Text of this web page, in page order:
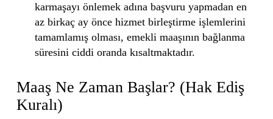
karmaşayı önlemek adına başvuru yapmadan en
az birkaç ay önce hizmet birleştirme işlemlerini
tamamlamış olması, emekli maaşının bağlanma
süresini ciddi oranda kısaltmaktadır.
Maaş Ne Zaman Başlar? (Hak Ediş
Kuralı)